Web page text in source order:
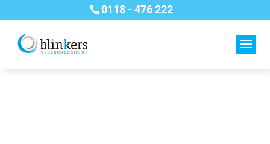
0118 - 476 222